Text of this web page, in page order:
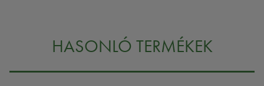
HASONLÓ TERMÉKEK